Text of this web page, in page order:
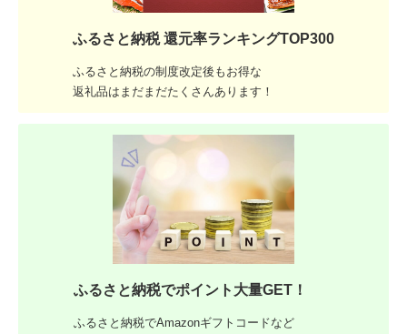
ふるさと納税 還元率ランキングTOP300
ふるさと納税の制度改定後もお得な
返礼品はまだまだたくさんあります！
ふるさと納税でポイント大量GET！
ふるさと納税でAmazonギフトコードなど